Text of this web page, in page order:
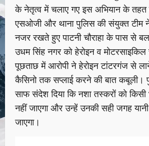
के नेतृत्व में चलाए गए इस अभियान के तहत
एसओजी और थाना पुलिस की संयुक्त टीम
नजर रखते हुए पाटनी चौराहा के पास से
उधम सिंह नगर को हेरोइन व मोटरसाइकिल
पूछताछ में आरोपी ने हेरोइन टांटरगंज से
कैसिनो तक सप्लाई करने की बात कबूली।
साफ संदेश दिया कि नशा तस्करों को किसी
नहीं जाएगा और उन्हें उनकी सही जगह
जाएगा।